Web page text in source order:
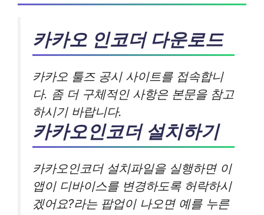
카카오 인코더 다운로드
카카오 툴즈 공시 사이트를 접속합니
다. 좀 더 구체적인 사항은 본문을 참고
하시기 바랍니다.
카카오인코더 설치하기
카카오인코더 설치파일을 실행하면 이
앱이 디바이스를 변경하도록 허락하시
겠어요?라는 팝업이 나오면 예를 누른